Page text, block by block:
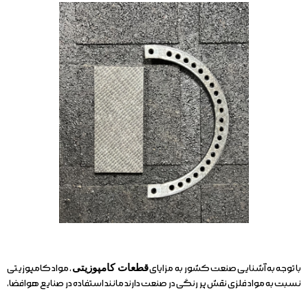
با توجه به آشنایی صنعت کشور به مزایایقطعات کامپوزیتی، مواد کامپوزیتی
نسبت به مواد فلزی نقش پر رنگی در صنعت دارند مانند استفاده در صنایع هوافضا،